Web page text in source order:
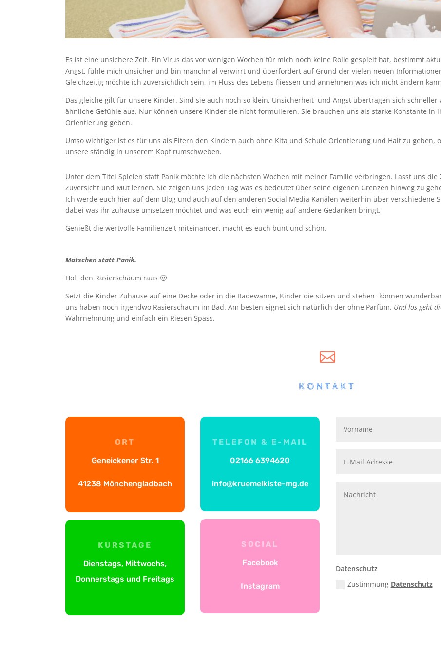
Es ist eine unsichere Zeit. Ein Virus das vor wenigen Wochen für mich noch keine Rolle gespielt hat, bestimmt
Angst, fühle mich unsicher und bin manchmal verwirrt und überfordert auf Grund der vielen neuen
Gleichzeitig möchte ich zuversichtlich sein, im Fluss des Lebens fliessen und annehmen was ich nicht ändern
Das gleiche gilt für unsere Kinder. Sind sie auch noch so klein, Unsicherheit und Angst übertragen sich
ähnliche Gefühle aus. Nur können unsere Kinder sie nicht formulieren. Sie brauchen uns als starke Konstante in
Orientierung geben.
Umso wichtiger ist es für uns als Eltern den Kindern auch ohne Kita und Schule Orientierung und Halt zu geben,
unsere ständig in unserem Kopf rumschweben.
Unter dem Titel Spielen statt Panik möchte ich die nächsten Wochen mit meiner Familie verbringen. Lasst uns
Zuversicht und Mut lernen. Sie zeigen uns jeden Tag was es bedeutet über seine eigenen Grenzen hinweg zu
Ich werde euch hier auf dem Blog und auch auf den anderen Social Media Kanälen weiterhin über verschiedene
dabei was ihr zuhause umsetzen möchtet und was euch ein wenig auf andere Gedanken bringt.
Genießt die wertvolle Familienzeit miteinander, macht es euch bunt und schön.
Matschen statt Panik.
Holt den Rasierschaum raus 🙂
Setzt die Kinder Zuhause auf eine Decke oder in die Badewanne, Kinder die sitzen und stehen -können
uns haben noch irgendwo Rasierschaum im Bad. Am besten eignet sich natürlich der ohne Parfüm. Und los geht
Wahrnehmung und einfach ein Riesen Spass.

KONTAKT
ORT
Geneickener Str. 1
41238 Mönchengladbach
KURSTAGE
Dienstags, Mittwochs,
Donnerstags und Freitags
TELEFON & E-MAIL
02166 6394620
info@kruemelkiste-mg.de
SOCIAL
Facebook
Instagram
Datenschutz
Zustimmung Datenschutz